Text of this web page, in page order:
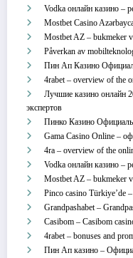
Vodka онлайн казино –
Mostbet Casino
Mostbet AZ – bukmeker
Påverkan av
Пин Ап Казино
4rabet – overview of the
Лучшие казино онлайн
экспертов
Пинко Казино
Gama Casino Online –
4ra – overview of the
Vodka онлайн казино –
Mostbet AZ – bukmeker
Pinco casino Türkiye’de
Grandpashabet –
Casibom – Casibom
4rabet – bonuses and
Пин Ап казино –